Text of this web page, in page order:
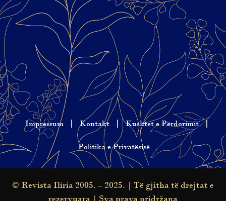
Impressum Kontakt Kushtet e Përdorimit
Politika e Privatësisë
© Revista Iliria 2005. – 2025. | Të gjitha të drejtat e
rezervuara | Sva prava pridržana